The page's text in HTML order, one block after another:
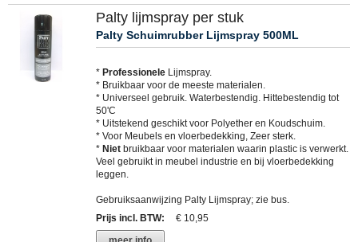
Palty lijmspray per stuk
Palty Schuimrubber Lijmspray 500ML
* Professionele Lijmspray.
* Bruikbaar voor de meeste materialen.
* Universeel gebruik. Waterbestendig. Hittebestendig tot
50'C
* Uitstekend geschikt voor Polyether en Koudschuim.
* Voor Meubels en vloerbedekking, Zeer sterk.
* Niet bruikbaar voor materialen waarin plastic is verwerkt.
Veel gebruikt in meubel industrie en bij vloerbedekking
leggen.
Gebruiksaanwijzing Palty Lijmspray; zie bus.
Prijs incl. BTW:
€ 10,95